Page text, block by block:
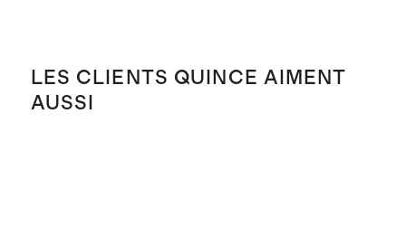
LES CLIENTS QUINCE AIMENT
AUSSI